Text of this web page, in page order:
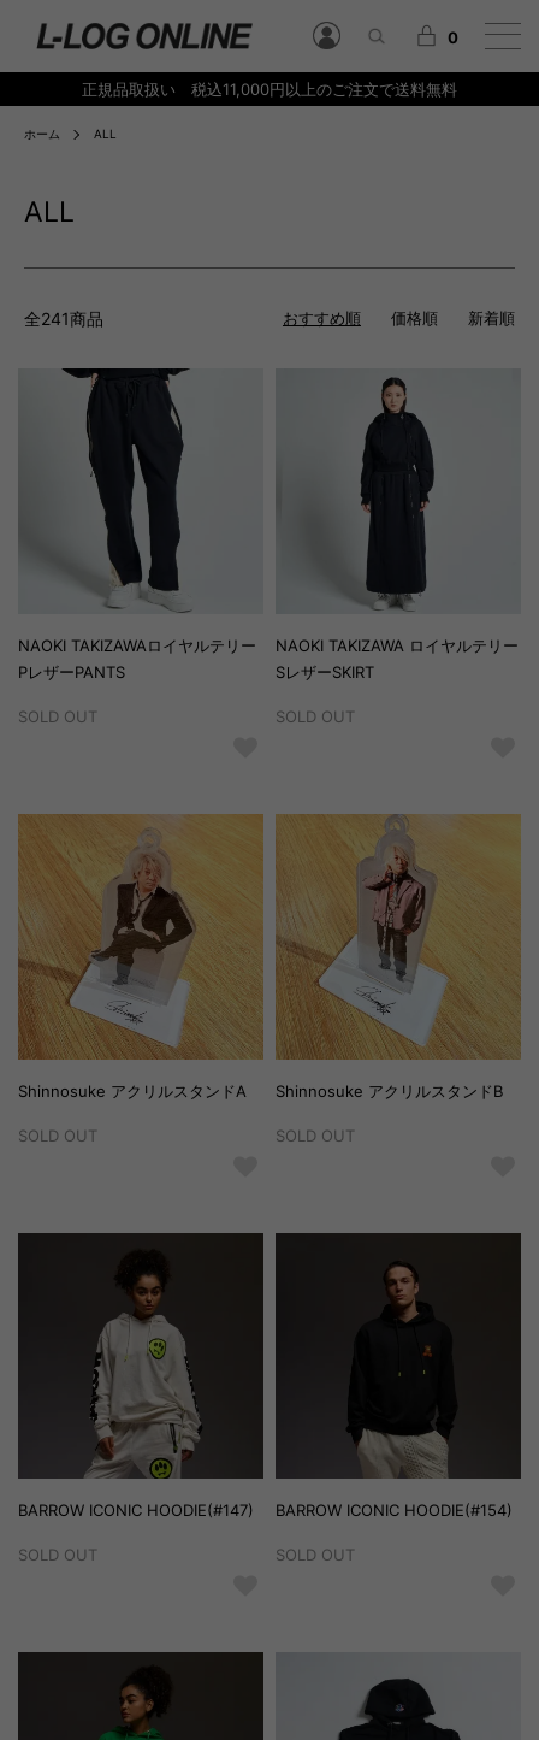
正規品取扱い 税込11,000円以上のご注文で送料無料
0
ホーム ALL
ALL
全241商品 おすすめ順 価格順 新着順
NAOKI TAKIZAWAロイヤルテリー
PレザーPANTS
SOLD OUT
NAOKI TAKIZAWA ロイヤルテリー
SレザーSKIRT
SOLD OUT
Shinnosuke アクリルスタンドA
SOLD OUT
Shinnosuke アクリルスタンドB
SOLD OUT
BARROW ICONIC HOODIE(#147)
SOLD OUT
BARROW ICONIC HOODIE(#154)
SOLD OUT